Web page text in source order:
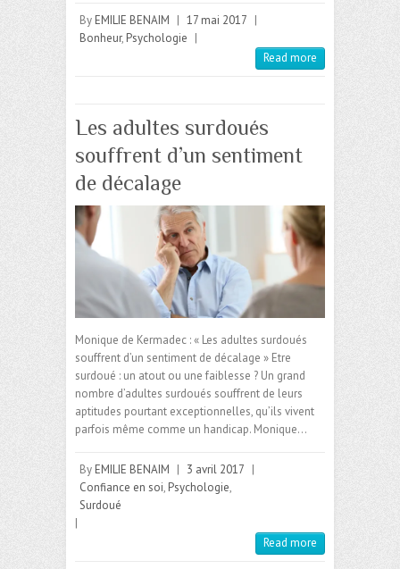
By EMILIE BENAIM | 17 mai 2017 |
Bonheur, Psychologie |
Read more
Les adultes surdoués
souffrent d’un sentiment
de décalage
Monique de Kermadec : « Les adultes surdoués
souffrent d’un sentiment de décalage » Etre
surdoué : un atout ou une faiblesse ? Un grand
nombre d’adultes surdoués souffrent de leurs
aptitudes pourtant exceptionnelles, qu’ils vivent
parfois même comme un handicap. Monique…
By EMILIE BENAIM | 3 avril 2017 |
Confiance en soi, Psychologie,
Surdoué
|
Read more